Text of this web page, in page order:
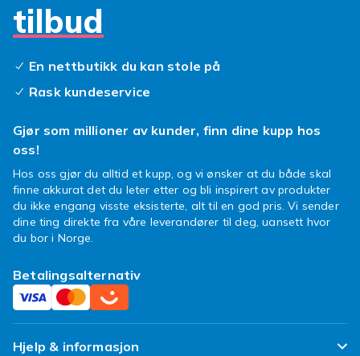
tilbud
En nettbutikk du kan stole på
Rask kundeservice
Gjør som millioner av kunder, finn dine kupp hos
oss!
Hos oss gjør du alltid et kupp, og vi ønsker at du både skal
finne akkurat det du leter etter og bli inspirert av produkter
du ikke engang visste eksisterte, alt til en god pris. Vi sender
dine ting direkte fra våre leverandører til deg, uansett hvor
du bor i Norge.
Betalingsalternativ
Hjelp & informasjon